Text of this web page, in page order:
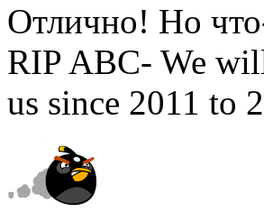
Отлично! Но
RIP ABC- We
us since 2011 to